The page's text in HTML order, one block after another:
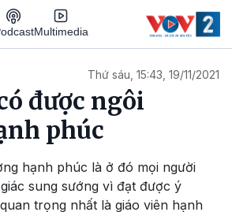
Multimedia
Thứ sáu, 15:43, 19/11/2021
được ngôi
phúc
hạnh phúc là ở đó mọi người
sung sướng vì đạt được ý
trọng nhất là giáo viên hạnh